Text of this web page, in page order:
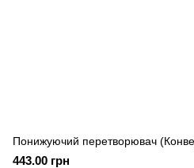
Понижуючий перетворювач
443.00 грн